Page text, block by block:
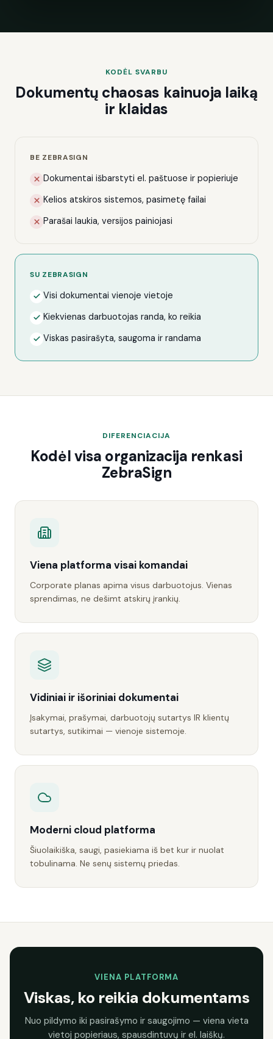
KODĖL SVARBU
Dokumentų chaosas kainuoja laiką
ir klaidas
BE ZEBRASIGN
Dokumentai išbarstyti el. paštuose ir popieriuje
Kelios atskiros sistemos, pasimetę failai
Parašai laukia, versijos painiojasi
SU ZEBRASIGN
Visi dokumentai vienoje vietoje
Kiekvienas darbuotojas randa, ko reikia
Viskas pasirašyta, saugoma ir randama
DIFERENCIACIJA
Kodėl visa organizacija renkasi
ZebraSign
Viena platforma visai komandai
Corporate planas apima visus darbuotojus. Vienas
sprendimas, ne dešimt atskirų įrankių.
Vidiniai ir išoriniai dokumentai
Įsakymai, prašymai, darbuotojų sutartys IR klientų
sutartys, sutikimai — vienoje sistemoje.
Moderni cloud platforma
Šiuolaikiška, saugi, pasiekiama iš bet kur ir nuolat
tobulinama. Ne senų sistemų priedas.
VIENA PLATFORMA
Viskas, ko reikia dokumentams
Nuo pildymo iki pasirašymo ir saugojimo — viena vieta
vietoj popieriaus, spausdintuvų ir el. laiškų.